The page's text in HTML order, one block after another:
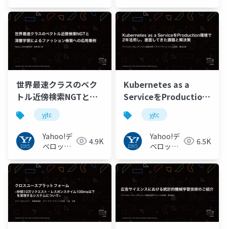
ワーク
ク
世界最速クラスのベク
トル近傍検索NGTと深
層学習によるファッシ
ョン検索への応用事例 /
YJTC19 in Shibuya B-3
#yjtc
yjtc
Yahoo!デ
ベロッパ
ワーク
4.9K
Kubernetes as a
ServiceをProduction
環境で2年活用し、直面
してきた課題と解決策 /
YJTC19 in Shibuya A-
1 #yjtc
yjtc
Yahoo!デ
ベロッパ
ワーク
6.5K